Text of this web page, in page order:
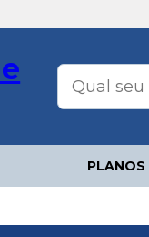
PLANOS